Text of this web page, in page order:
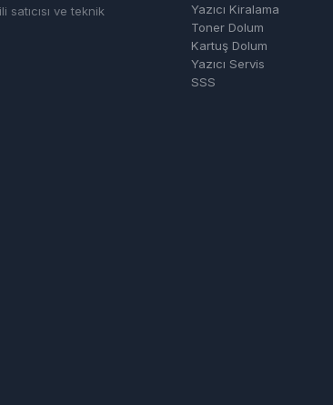
ve teknik
Yazıcı Kiralama
Toner Dolum
Kartuş Dolum
Yazıcı Servis
SSS